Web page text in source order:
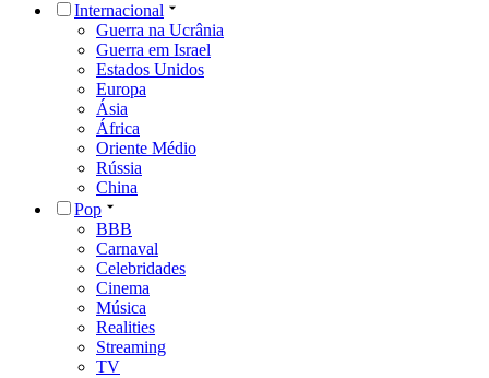
Internacional
Guerra na Ucrânia
Guerra em Israel
Estados Unidos
Europa
Ásia
África
Oriente Médio
Rússia
China
Pop
BBB
Carnaval
Celebridades
Cinema
Música
Realities
Streaming
TV